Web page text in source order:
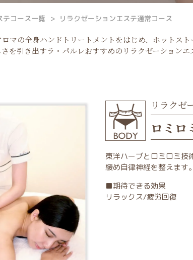
テコース一覧 リラクゼーションエステ通常コース
マの全身ハンドトリートメントをはじめ、ホットス
を引き出すラ・パルレおすすめのリラクゼーションエ
リラクゼ
ロミロ
東洋ハーブとロミロミ技
緩め自律神経を整えます。
■期待できる効果
リラックス/疲労回復